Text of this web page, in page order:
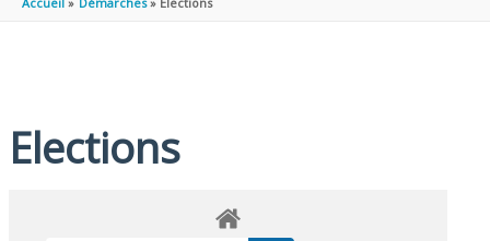
Elections